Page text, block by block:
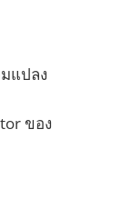
แปลง
ของ